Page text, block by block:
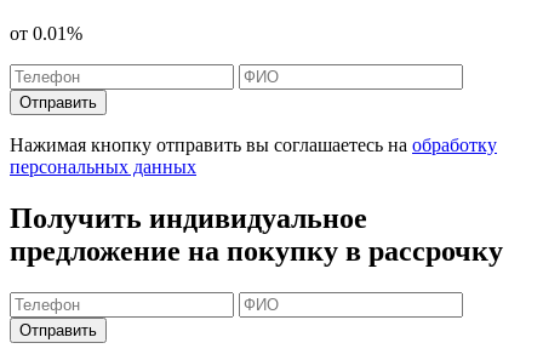
от 0.01%
Отправить
Нажимая кнопку отправить вы соглашаетесь на обработку
персональных данных
Получить индивидуальное
предложение на покупку в рассрочку
Отправить